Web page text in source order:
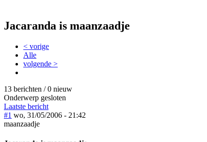
Jacaranda is maanzaadje
< vorige
Alle
volgende >
13 berichten / 0 nieuw
Onderwerp gesloten
Laatste bericht
#1 wo, 31/05/2006 - 21:42
maanzaadje